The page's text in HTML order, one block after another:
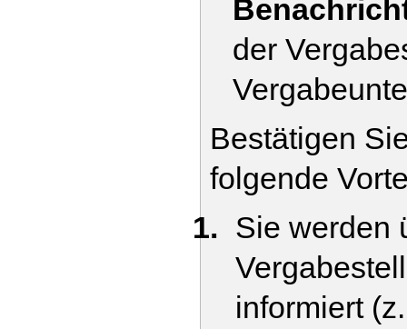
der
Bestätigen
folgende
Sie werden
informiert